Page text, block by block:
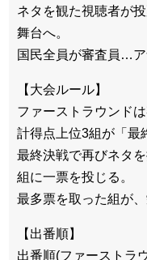
ネタを観た視聴者が
舞台へ。
国民全員が審査員…
【大会ルール】
ファーストラウンド
計得点上位3組が「最
最終決戦で再びネタ
組に一票を投じる。
最多票を取った組が
【出番順】
出番順(ファーストラ